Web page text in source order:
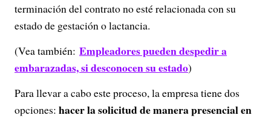
terminación del contrato no esté relacionada con su
estado de gestación o lactancia.
(Vea también: Empleadores pueden despedir a
embarazadas, si desconocen su estado)
Para llevar a cabo este proceso, la empresa tiene dos
opciones: hacer la solicitud de manera presencial en